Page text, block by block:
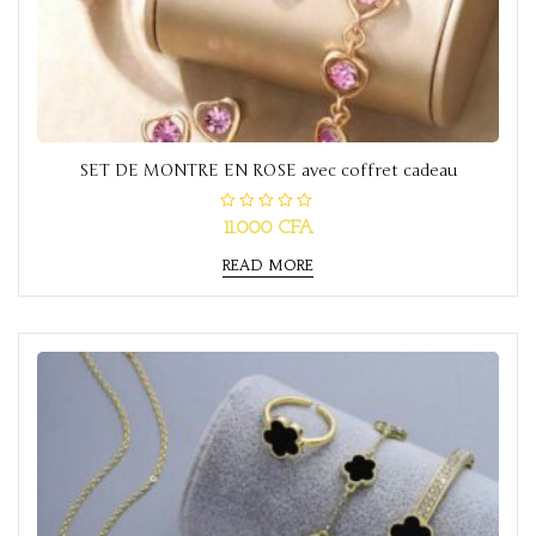
SET DE MONTRE EN ROSE avec coffret cadeau
R
a
e
d
0
t
o
11.000 CFA
READ MORE